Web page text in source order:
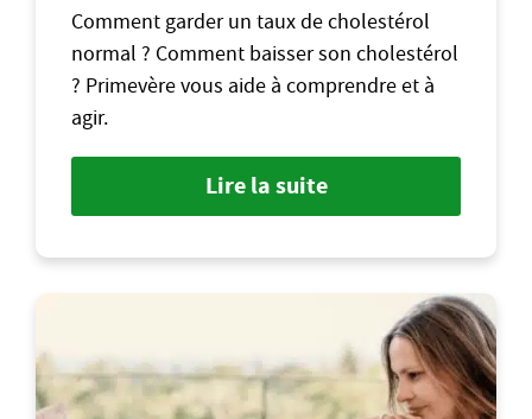
Comment garder un taux de cholestérol
normal ? Comment baisser son cholestérol
? Primevère vous aide à comprendre et à
agir.
Lire la suite